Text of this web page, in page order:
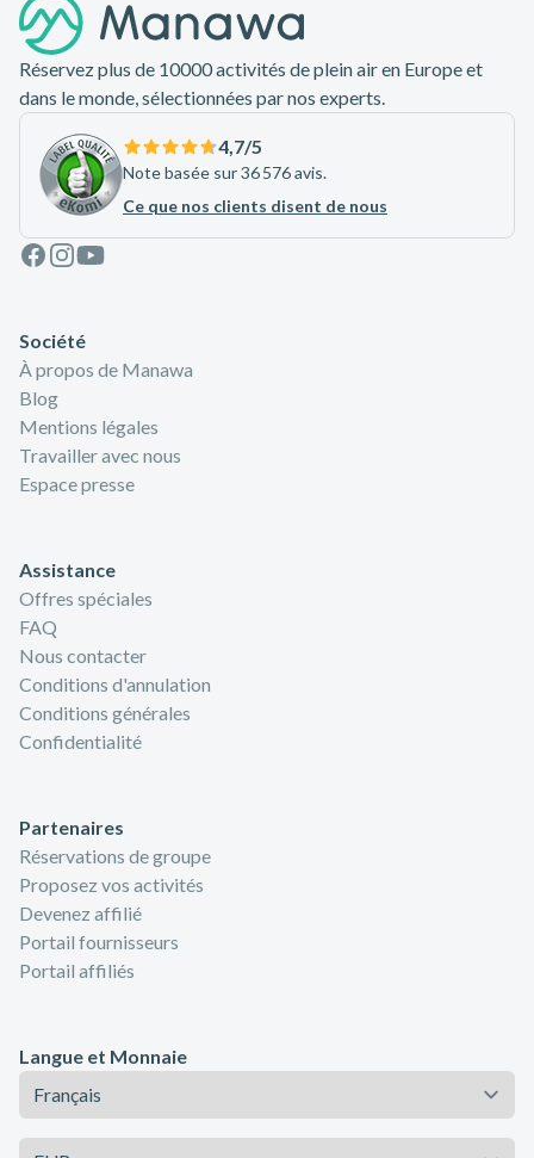
Réservez plus de 10000 activités de plein air en Europe et
dans le monde, sélectionnées par nos experts.
4,7/5
Note basée sur 36 576 avis.
Ce que nos clients disent de nous
Facebook
Instagram
Youtube
Société
À propos de Manawa
Blog
Mentions légales
Travailler avec nous
Espace presse
Assistance
Offres spéciales
FAQ
Nous contacter
Conditions d'annulation
Conditions générales
Confidentialité
Partenaires
Réservations de groupe
Proposez vos activités
Devenez affilié
Portail fournisseurs
Portail affiliés
Langue et Monnaie